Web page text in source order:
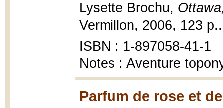
Lysette Brochu,
Vermillon, 2006, 123 p..
ISBN : 1-897058-41-1
Notes : Aventure
Parfum de rose et